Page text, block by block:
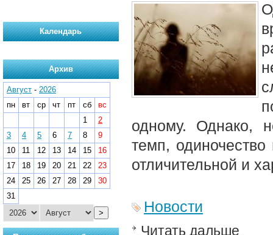
одному. Однако,
темп,
отличительной и
Новости
Читать дальше
Календарь
Архив
Август - 2026
пн
вт ср чт пт сб
вс
1
2
3
4 5 6 7 8
9
10
11 12 13 14 15
16
17
18 19 20 21 22
23
24
25 26 27 28 29
30
31
>